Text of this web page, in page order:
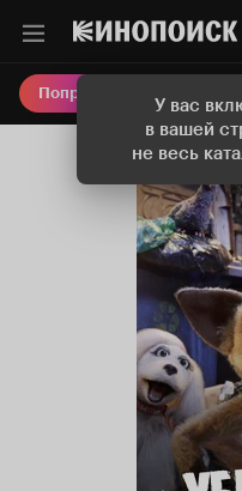
У вас
в вашей
не весь
Попробовать Плюс